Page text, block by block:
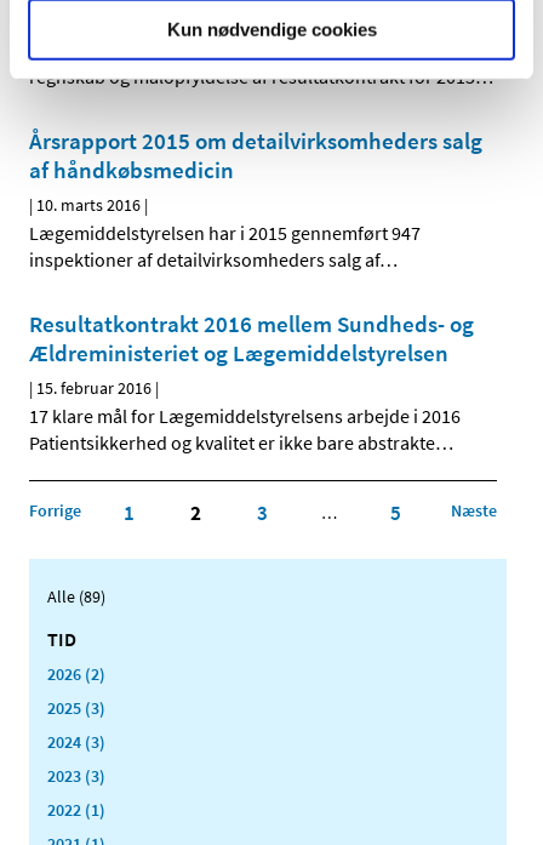
Kun nødvendige cookies
Årsrapporten vedrører Sundhedsstyrelsens aktiviteter,
regnskab og målopfyldelse af resultatkontrakt for 2015…
Årsrapport 2015 om detailvirksomheders salg
af håndkøbsmedicin
| 10. marts 2016 |
Lægemiddelstyrelsen har i 2015 gennemført 947
inspektioner af detailvirksomheders salg af…
Resultatkontrakt 2016 mellem Sundheds- og
Ældreministeriet og Lægemiddelstyrelsen
| 15. februar 2016 |
17 klare mål for Lægemiddelstyrelsens arbejde i 2016
Patientsikkerhed og kvalitet er ikke bare abstrakte…
Forrige 1 2 3 … 5 Næste
Alle (89)
TID
2026 (2)
2025 (3)
2024 (3)
2023 (3)
2022 (1)